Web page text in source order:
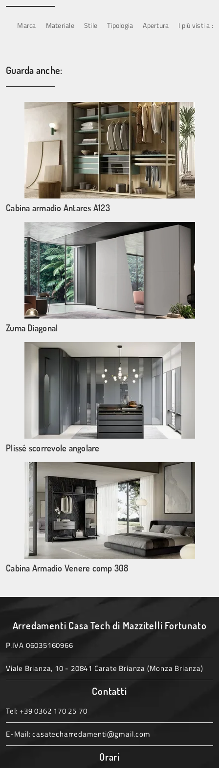
Marca Materiale Stile Tipologia Apertura I più visti a :
Guarda anche:
Cabina armadio Antares A123
Zuma Diagonal
Plissé scorrevole angolare
Cabina Armadio Venere comp 308
Arredamenti Casa Tech di Mazzitelli Fortunato
P.IVA 06035160966
Viale Brianza, 10 - 20841 Carate Brianza (Monza Brianza)
Contatti
Tel: +39 0362 170 25 70
E-Mail:casatecharredamenti@gmail.com
Orari